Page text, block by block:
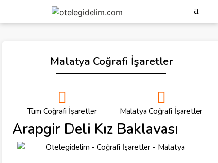
Malatya Coğrafi İşaretler
Tüm Coğrafi İşaretler Malatya Coğrafi İşaretler
Arapgir Deli Kız Baklavası